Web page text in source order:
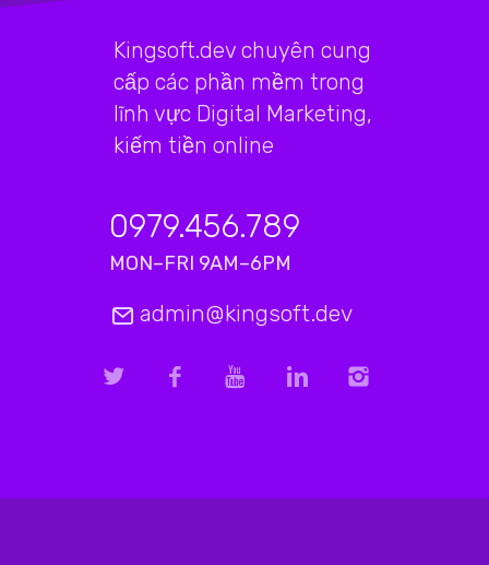
Kingsoft.dev chuyên cung
cấp các phần mềm trong
lĩnh vực Digital Marketing,
kiếm tiền online
0979.456.789
MON–FRI 9AM–6PM
admin@kingsoft.dev